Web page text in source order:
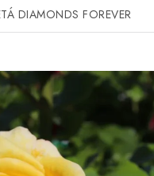
DIAMONDS FOREVER